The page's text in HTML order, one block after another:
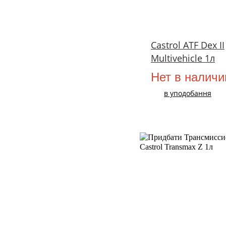
Castrol ATF Dex II
Multivehicle 1л
Нет в
в уподобання